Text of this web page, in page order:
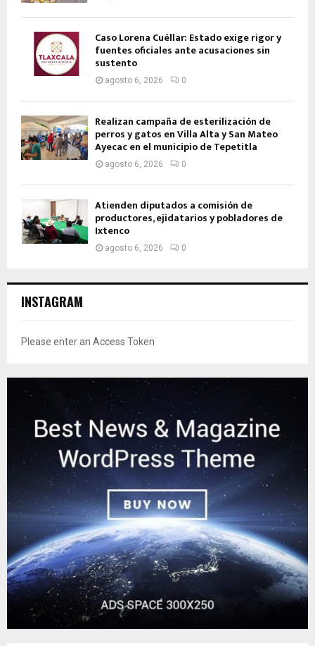
Caso Lorena Cuéllar: Estado exige rigor y
fuentes oficiales ante acusaciones sin
sustento
agosto 6, 2026 0
Realizan campaña de esterilización de
perros y gatos en Villa Alta y San Mateo
Ayecac en el municipio de Tepetitla
agosto 6, 2026 0
Atienden diputados a comisión de
productores, ejidatarios y pobladores de
Ixtenco
agosto 6, 2026 0
INSTAGRAM
Please enter an Access Token